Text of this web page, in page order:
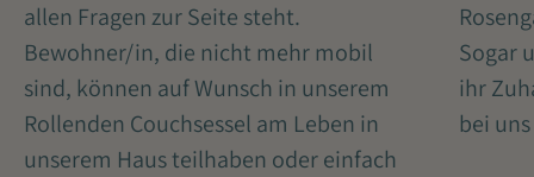
allen Fragen zur Seite steht.
Bewohner/in, die nicht mehr mobil
sind, können auf Wunsch in unserem
Rollenden Couchsessel am Leben in
unserem Haus teilhaben oder einfach
Sogar
ihr
bei